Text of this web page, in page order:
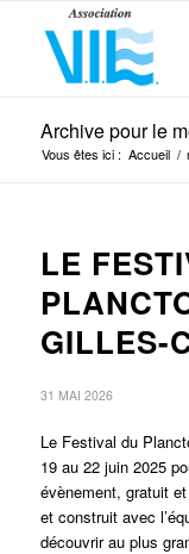
Archive pour le
Vous êtes ici : Accueil /
LE
GILLES-
31 MAI 2026
Le Festival du
19 au 22 juin 2025
évènement, gratuit
et construit avec
découvrir au plus